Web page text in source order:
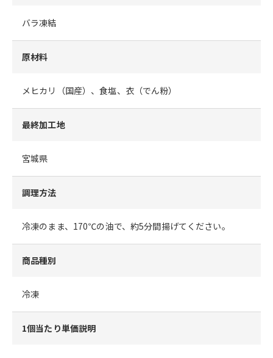
バラ凍結
原材料
メヒカリ（国産）、食塩、衣（でん粉）
最終加工地
宮城県
調理方法
冷凍のまま、170℃の油で、約5分間揚げてください。
商品種別
冷凍
1個当たり単価説明